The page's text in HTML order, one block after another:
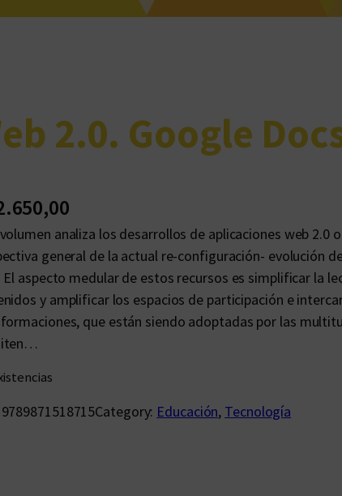
2.0. Google
analiza los desarrollos de aplicaciones web 2.0
general de la actual re-configuración- evolución
El aspecto medular de estos recursos es simplificar la
y amplificar los espacios de participación e
que están siendo adoptadas por las
9789871518715Category: Educación, Tecnología